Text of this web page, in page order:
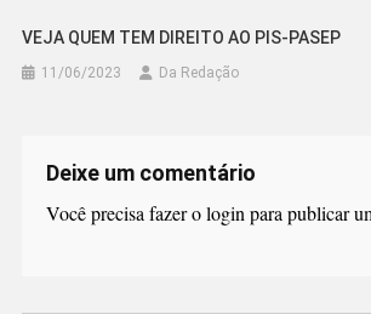
VEJA QUEM TEM DIREITO AO PIS-PASEP
11/06/2023 Da Redação
Deixe um comentário
Você precisa fazer ologin para publicar